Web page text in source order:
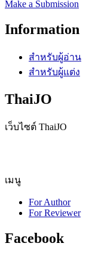
Make a Submission
Information
สำหรับผู้อ่าน
สำหรับผู้แต่ง
ThaiJO
เว็บไซต์ ThaiJO
เมนู
For Author
For Reviewer
Facebook